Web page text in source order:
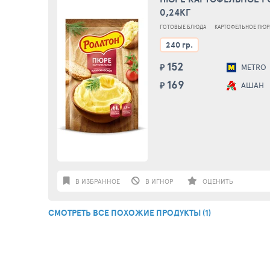
0,24КГ
ГОТОВЫЕ БЛЮДА КАРТОФЕЛЬНОЕ
240 гр.
₽ 152 METRO
₽ 169 АШАН
В ИЗБРАННОЕ В ИГНОР ОЦЕНИТЬ
СМОТРЕТЬ ВСЕ ПОХОЖИЕ ПРОДУКТЫ (1)